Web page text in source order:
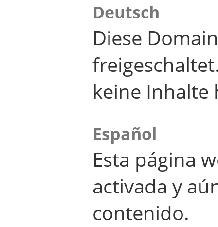
Deutsch
Diese
keine Inhalte
Español
Esta página
activada y
contenido.